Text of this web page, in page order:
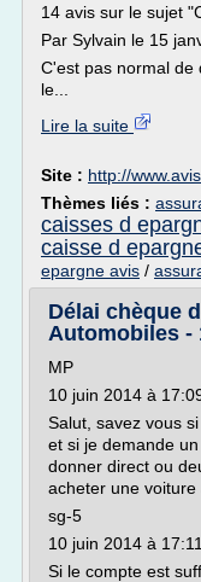
14 avis sur le sujet
Par Sylvain le 15
C'est pas normal de
le...
Lire la suite
Site : http://
Thèmes liés :
caisses d
caisse d
epargne avis /
Délai chèque
Automobiles -
MP
10 juin 2014 à
Salut, savez vous
et si je demande
donner direct ou
acheter une
sg-5
10 juin 2014 à
Si le compte est